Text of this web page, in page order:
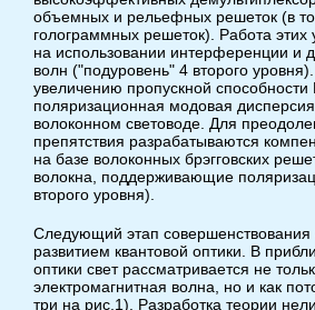
объемных и рельефных решеток (в
голограммных решеток). Работа этих
на использовании интерференции и
волн ("подуровень" 4 второго
увеличению пропускной
поляризационная модовая
волоконном световоде. Для
препятствия разрабатываются
на базе волоконных брэгговских
волокна, поддерживающие
второго уровня).
Следующий этап
развитием квантовой оптики. В
оптики свет рассматривается не
электромагнитная волна, но и как
три на рис.1). Разработка теории